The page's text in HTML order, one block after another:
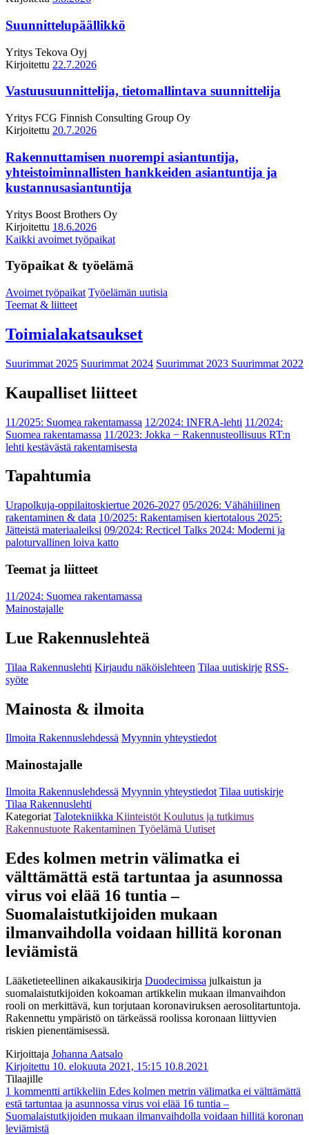
Suunnittelupäällikkö
Yritys Tekova Oyj
Kirjoitettu 22.7.2026
Vastuusuunnittelija, tietomallintava suunnittelija
Yritys FCG Finnish Consulting Group Oy
Kirjoitettu 20.7.2026
Rakennuttamisen nuorempi asiantuntija,
yhteistoiminnallisten hankkeiden asiantuntija ja
kustannusasiantuntija
Yritys Boost Brothers Oy
Kirjoitettu 18.6.2026
Kaikki avoimet työpaikat
Työpaikat & työelämä
Avoimet työpaikat Työelämän uutisia
Teemat & liitteet
Toimialakatsaukset
Suurimmat 2025 Suurimmat 2024 Suurimmat 2023 Suurimmat 2022
Kaupalliset liitteet
11/2025: Suomea rakentamassa 12/2024: INFRA-lehti 11/2024:
Suomea rakentamassa 11/2023: Jokka − Rakennusteollisuus RT:n
lehti kestävästä rakentamisesta
Tapahtumia
Urapolkuja-oppilaitoskiertue 2026-2027 05/2026: Vähähiilinen
rakentaminen & data 10/2025: Rakentamisen kiertotalous 2025:
Jätteistä materiaaleiksi 09/2024: Recticel Talks 2024: Moderni ja
paloturvallinen loiva katto
Teemat ja liitteet
11/2024: Suomea rakentamassa
Mainostajalle
Lue Rakennuslehteä
Tilaa Rakennuslehti Kirjaudu näköislehteen Tilaa uutiskirje RSS-
syöte
Mainosta & ilmoita
Ilmoita Rakennuslehdessä Myynnin yhteystiedot
Mainostajalle
Ilmoita Rakennuslehdessä Myynnin yhteystiedot Tilaa uutiskirje
Tilaa Rakennuslehti
Kategoriat Talotekniikka Kiinteistöt Koulutus ja tutkimus
Rakennustuote Rakentaminen Työelämä Uutiset
Edes kolmen metrin välimatka ei
välttämättä estä tartuntaa ja asunnossa
virus voi elää 16 tuntia –
Suomalaistutkijoiden mukaan
ilmanvaihdolla voidaan hillitä koronan
leviämistä
Lääketieteellinen aikakausikirja Duodecimissa julkaistun ja
suomalaistutkijoiden kokoaman artikkelin mukaan ilmanvaihdon
rooli on merkittävä, kun torjutaan koronaviruksen aerosolitartuntoja.
Rakennettu ympäristö on tärkeässä roolissa koronaan liittyvien
riskien pienentämisessä.
Kirjoittaja Johanna Aatsalo
Kirjoitettu 10. elokuuta 2021, 15:15 10.8.2021
Tilaajille
1 kommentti artikkeliin Edes kolmen metrin välimatka ei välttämättä
estä tartuntaa ja asunnossa virus voi elää 16 tuntia –
Suomalaistutkijoiden mukaan ilmanvaihdolla voidaan hillitä koronan
leviämistä